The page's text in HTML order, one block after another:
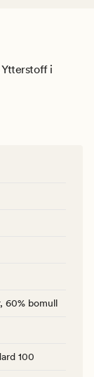
i
60% bomull
100